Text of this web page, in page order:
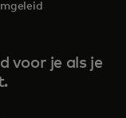
voor je als je